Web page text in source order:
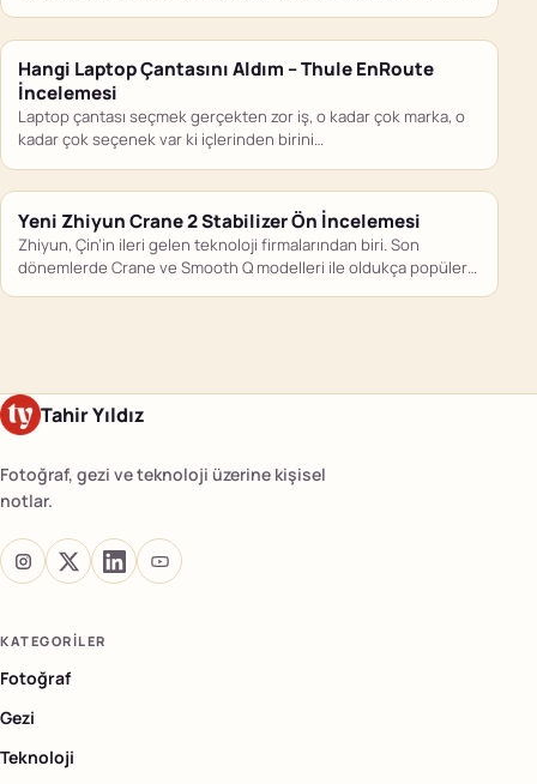
Hangi Laptop Çantasını Aldım – Thule EnRoute
İncelemesi
Laptop çantası seçmek gerçekten zor iş, o kadar çok marka, o
kadar çok seçenek var ki içlerinden birini…
Yeni Zhiyun Crane 2 Stabilizer Ön İncelemesi
Zhiyun, Çin’in ileri gelen teknoloji firmalarından biri. Son
dönemlerde Crane ve Smooth Q modelleri ile oldukça popüler
Tahir Yıldız
Fotoğraf, gezi ve teknoloji üzerine kişisel
notlar.
KATEGORILER
Fotoğraf
Gezi
Teknoloji